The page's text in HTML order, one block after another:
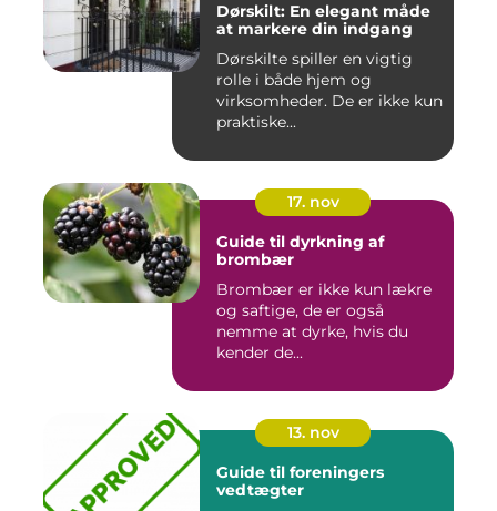
Dørskilt: En elegant måde
at markere din indgang
Dørskilte spiller en vigtig
rolle i både hjem og
virksomheder. De er ikke kun
praktiske...
17. nov
Guide til dyrkning af
brombær
Brombær er ikke kun lækre
og saftige, de er også
nemme at dyrke, hvis du
kender de...
13. nov
Guide til foreningers
vedtægter